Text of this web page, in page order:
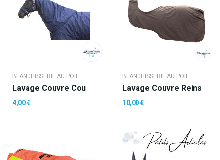
BLANCHISSERIE AU POIL
Lavage Couvre Cou
4,00 €
BLANCHISSERIE AU POIL
Lavage Couvre Reins
10,00 €